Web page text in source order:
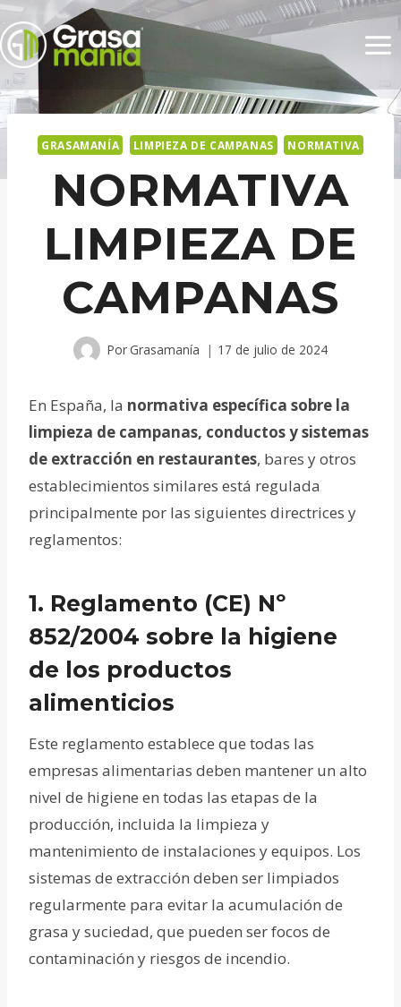
Saltar
al
contenido
GRASAMANÍA LIMPIEZA DE CAMPANAS NORMATIVA
NORMATIVA
LIMPIEZA DE
CAMPANAS
Por Grasamanía 17 de julio de 2024
En España, la normativa específica sobre la
limpieza de campanas, conductos y sistemas
de extracción en restaurantes, bares y otros
establecimientos similares está regulada
principalmente por las siguientes directrices y
reglamentos:
1. Reglamento (CE) Nº
852/2004 sobre la higiene
de los productos
alimenticios
Este reglamento establece que todas las
empresas alimentarias deben mantener un alto
nivel de higiene en todas las etapas de la
producción, incluida la limpieza y
mantenimiento de instalaciones y equipos. Los
sistemas de extracción deben ser limpiados
regularmente para evitar la acumulación de
grasa y suciedad, que pueden ser focos de
contaminación y riesgos de incendio.